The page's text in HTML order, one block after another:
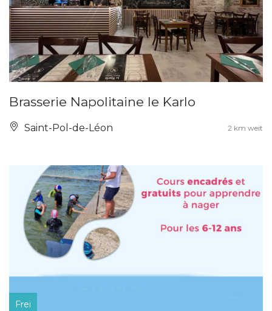
Brasserie Napolitaine le Karlo
Saint-Pol-de-Léon 2 km weit
Frei